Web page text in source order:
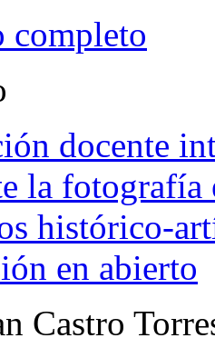
completo
docente
la fotografía
histórico-
en abierto
Castro